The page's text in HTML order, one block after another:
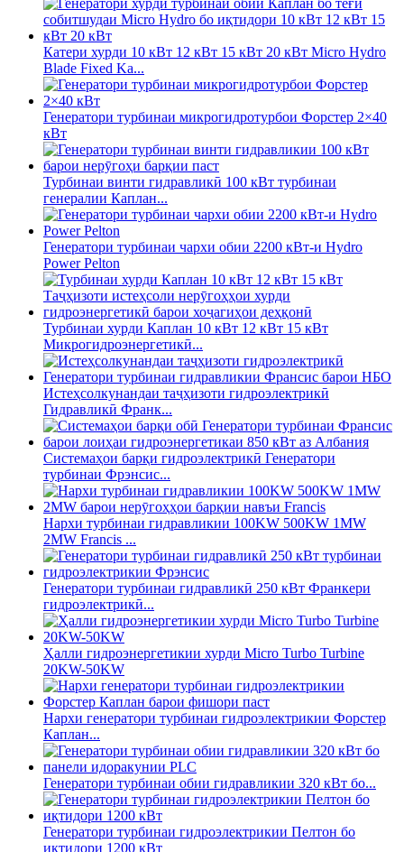
Катери хурди 10 кВт 12 кВт 15 кВт 20 кВт Micro Hydro
Blade Fixed Ka...
Генератори турбинаи микрогидротурбои Форстер 2×40
кВт
Турбинаи винти гидравликӣ 100 кВт турбинаи
генералии Каплан...
Генератори турбинаи чархи обии 2200 кВт-и Hydro
Power Pelton
Турбинаи хурди Каплан 10 кВт 12 кВт 15 кВт
Микрогидроэнергетикӣ...
Истеҳсолкунандаи таҷҳизоти гидроэлектрикӣ
Гидравликӣ Франк...
Системаҳои барқи гидроэлектрикӣ Генератори
турбинаи Фрэнсис...
Нархи турбинаи гидравликии 100KW 500KW 1MW
2MW Francis ...
Генератори турбинаи гидравликӣ 250 кВт Франкери
гидроэлектрикӣ...
Ҳалли гидроэнергетикии хурди Micro Turbo Turbine
20KW-50KW
Нархи генератори турбинаи гидроэлектрикии Форстер
Каплан...
Генератори турбинаи обии гидравликии 320 кВт бо...
Генератори турбинаи гидроэлектрикии Пелтон бо
иқтидори 1200 кВт